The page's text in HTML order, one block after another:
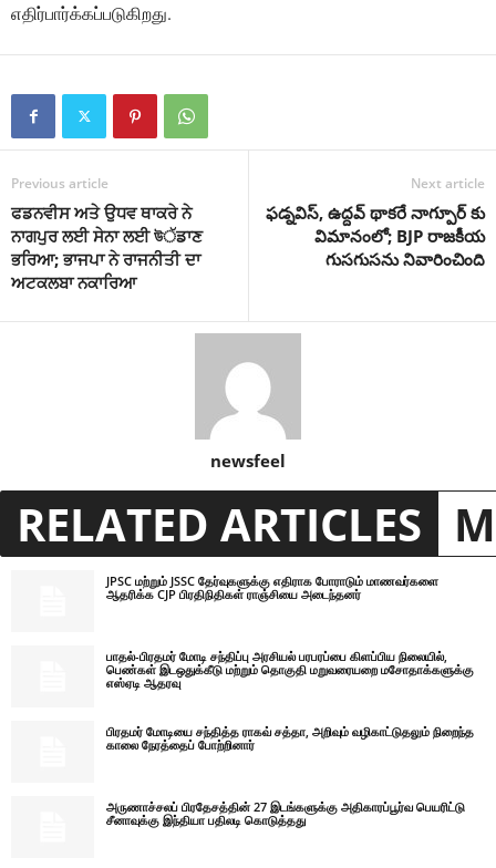
எதிர்பார்க்கப்படுகிறது.
Previous article
ਫਡਨਵੀਸ ਅਤੇ ਉਧਵ ਥਾਕਰੇ ਨੇ
ਨਾਗਪੁਰ ਲਈ ਸੇਨਾ ਲਈ উੱਡਾਣ
ਭਰਿਆ; ਭਾਜਪਾ ਨੇ ਰਾਜਨੀਤੀ ਦਾ
ਅਟਕਲਬਾ ਨਕਾਰਿਆ
Next article
ఫడ్నవిస్, ఉద్దవ్ థాకరే నాగ్పూర్ కు
విమానంలో; BJP రాజకీయ
గుసగుసను నివారించింది
newsfeel
RELATED ARTICLES
JPSC மற்றும் JSSC தேர்வுகளுக்கு எதிராக போராடும் மாணவர்களை
ஆதரிக்க CJP பிரதிநிதிகள் ராஞ்சியை அடைந்தனர்
பாதல்-பிரதமர் மோடி சந்திப்பு அரசியல் பரபரப்பை கிளப்பிய நிலையில்,
பெண்கள் இடஒதுக்கீடு மற்றும் தொகுதி மறுவரையறை மசோதாக்களுக்கு
எஸ்ஏடி ஆதரவு
பிரதமர் மோடியை சந்தித்த ராகவ் சத்தா, அறிவும் வழிகாட்டுதலும் நிறைந்த
காலை நேரத்தைப் போற்றினார்
அருணாச்சலப் பிரதேசத்தின் 27 இடங்களுக்கு அதிகாரப்பூர்வ பெயரிட்டு
சீனாவுக்கு இந்தியா பதிலடி கொடுத்தது